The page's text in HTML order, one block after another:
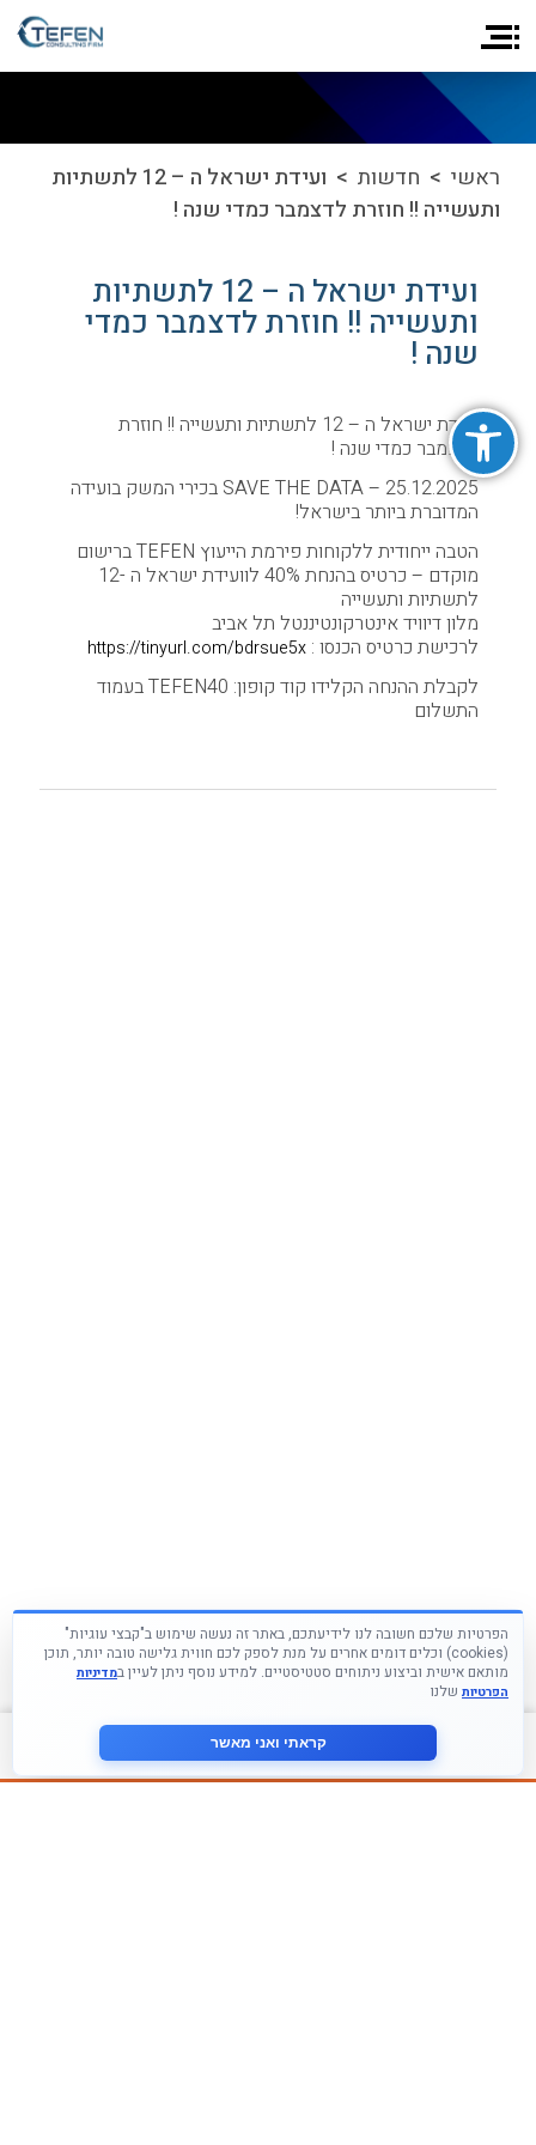
פתח סרגל נגישות
צור קשר
ראשי > חדשות
> ועידת ישראל ה – 12 לתשתיות
ותעשייה !! חוזרת לדצמבר כמדי שנה !
ועידת ישראל ה – 12 לתשתיות
ותעשייה !! חוזרת לדצמבר כמדי
שנה !
ועידת ישראל ה – 12 לתשתיות ותעשייה !! חוזרת
לדצמבר כמדי שנה !
25.12.2025 – SAVE THE DATA בכירי המשק בועידה
המדוברת ביותר בישראל!
הטבה ייחודית ללקוחות פירמת הייעוץ TEFEN ברישום
מוקדם – כרטיס בהנחת 40% לוועידת ישראל ה -12
לתשתיות ותעשייה
מלון דיוויד אינטרקונטיננטל תל אביב
לרכישת כרטיס הכנסו : https://tinyurl.com/bdrsue5x
לקבלת ההנחה הקלידו קוד קופון: TEFEN40 בעמוד
התשלום
הפרטיות שלכם חשובה לנו לידיעתכם, באתר זה נעשה שימוש ב"קבצי עוגיות"
(cookies) וכלים דומים אחרים על מנת לספק לכם חווית גלישה טובה יותר, תוכן
מותאם אישית וביצוע ניתוחים סטטיסטיים. למידע נוסף ניתן לעיין במדיניות
הפרטיות שלנו
קראתי ואני מאשר